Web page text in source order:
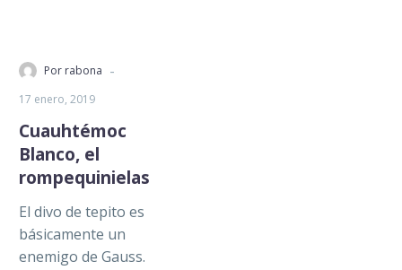
Por rabona -
17 enero, 2019
Cuauhtémoc
Blanco, el
rompequinielas
El divo de tepito es
básicamente un
enemigo de Gauss.